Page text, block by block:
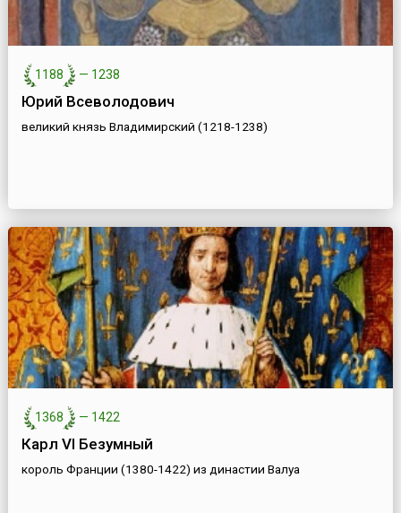
1188 — 1238
Юрий Всеволодович
великий князь Владимирский (1218-1238)
1368 — 1422
Карл VI Безумный
король Франции (1380-1422) из династии Валуа